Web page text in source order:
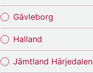
Gävleborg
Halland
Jämtland Härjedalen